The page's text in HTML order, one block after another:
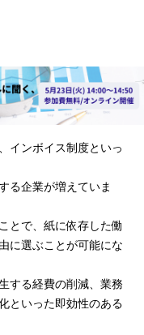
インボイス制度といっ
る企業が増えていま
とで、紙に依存した働
に選ぶことが可能にな
する経費の削減、業務
といった即効性のある